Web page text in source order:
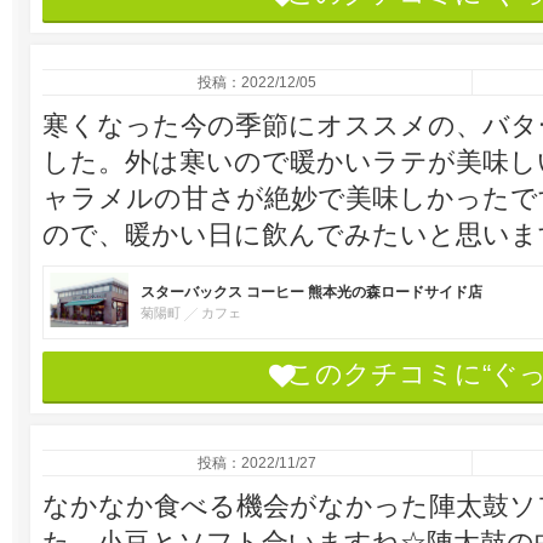
投稿：2022/12/05
寒くなった今の季節にオススメの、バ
した。外は寒いので暖かいラテが美味
ャラメルの甘さが絶妙で美味しかった
ので、暖かい日に飲んでみたいと思い
スターバックス コーヒー 熊本光の森ロードサイド店
菊陽町 カフェ
このクチコミに“ぐ
投稿：2022/11/27
なかなか食べる機会がなかった陣太鼓